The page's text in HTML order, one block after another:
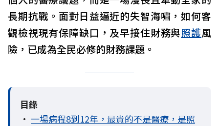
長期抗戰。面對日益逼近的失智海嘯，如何客
觀檢視現有保障缺口，及早接住財務與照護風
險，已成為全民必修的財務課題。
目錄
• 一場病程8到12年，最貴的不是醫療，是照